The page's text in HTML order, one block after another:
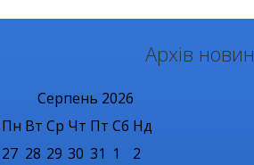
Архів новин
Серпень 2026
Пн Вт Ср Чт Пт Сб Нд
27 28 29 30 31 1
2